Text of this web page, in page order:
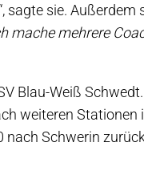
sagte sie.
mache mehrere
Blau-Weiß
weiteren Stationen
Schwerin